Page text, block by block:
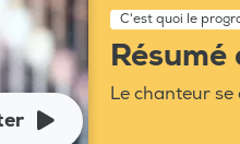
C'est quoi le
Le chanteur se